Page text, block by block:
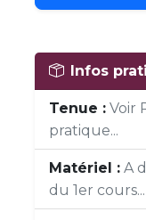
Infos
Tenue : Voir
pratique...
Matériel : A
du 1er cours...